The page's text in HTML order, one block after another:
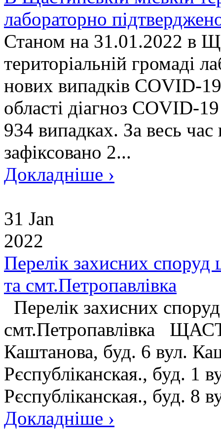
лабораторно
Станом на 31.01.2022 в
територіальній громаді
нових випадків COVID-
області діагноз COVID-
934 випадках. За весь
зафіксовано 2...
Докладніше ›
31 Jan
2022
Перелік захисних споруд
та смт.Петропавлівка
Перелік захисних
смт.Петропавлівка
Каштанова, буд. 6 вул.
Рєспубліканская., буд. 1
Рєспубліканская., буд. 8
Докладніше ›